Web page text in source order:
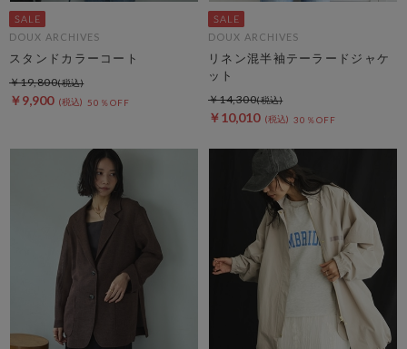
DOUX ARCHIVES
スタンドカラーコート
￥9,900 50％OFF
￥19,800
DOUX ARCHIVES
リネン混半袖テーラードジャケ
ット
￥10,010 30％OFF
￥14,300